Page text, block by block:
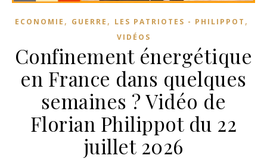
ECONOMIE , GUERRE , LES PATRIOTES - PHILIPPOT ,
VIDÉOS
Confinement énergétique
en France dans quelques
semaines ? Vidéo de
Florian Philippot du 22
juillet 2026